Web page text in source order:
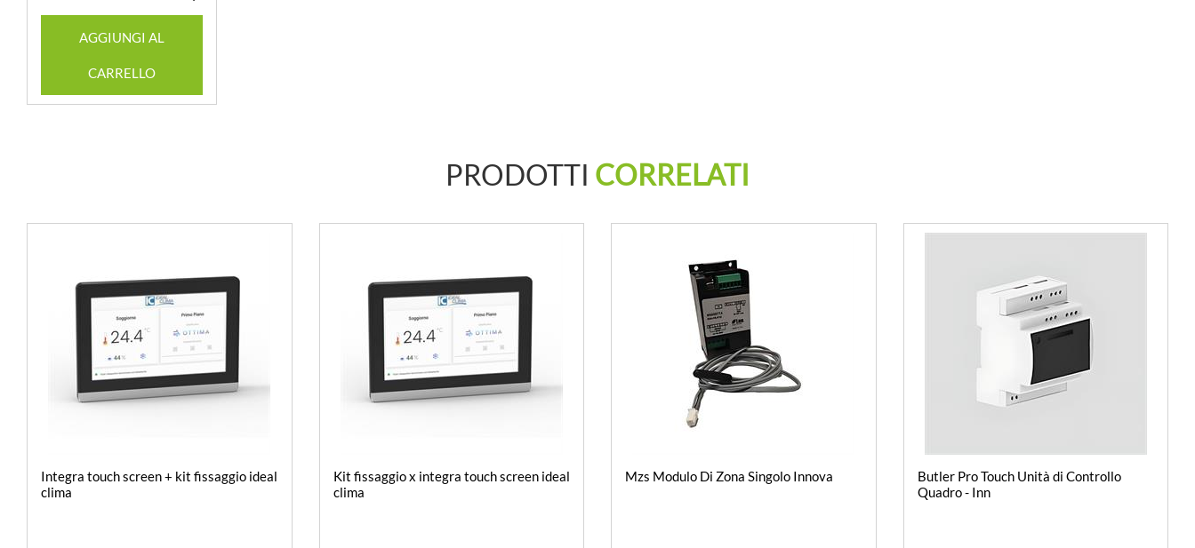
AGGIUNGI AL
CARRELLO
PRODOTTI CORRELATI
Integra touch screen + kit fissaggio ideal
clima
Kit fissaggio x integra touch screen ideal
clima
Mzs Modulo Di Zona Singolo Innova
Butler Pro Touch Unità di Controllo
Quadro - Inn